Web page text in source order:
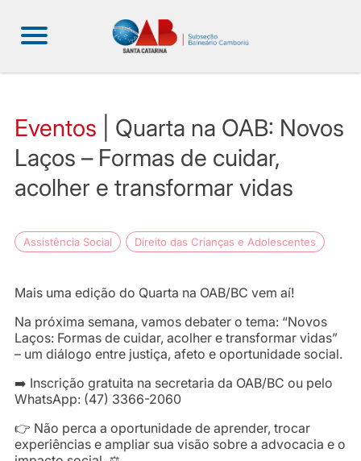
Eventos | Quarta na OAB: Novos
Laços – Formas de cuidar,
acolher e transformar vidas
Assistência Social Direito das Crianças e Adolescentes
Mais uma edição do Quarta na OAB/BC vem aí!
Na próxima semana, vamos debater o tema: “Novos
Laços: Formas de cuidar, acolher e transformar vidas”
– um diálogo entre justiça, afeto e oportunidade social.
➡️ Inscrição gratuita na secretaria da OAB/BC ou pelo
WhatsApp: (47) 3366-2060
👉 Não perca a oportunidade de aprender, trocar
experiências e ampliar sua visão sobre a advocacia e o